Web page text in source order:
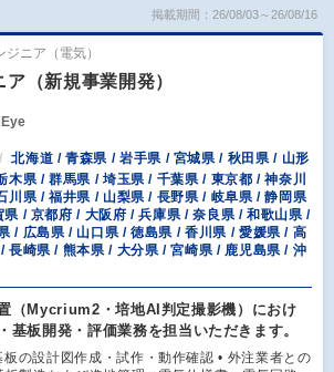
掲載期間：26/08/03～26/08/16
ニア（電気）
（新規事業開発）
北海道 / 青森県 / 岩手県 / 宮城県 / 秋田県 / 山形
木県 / 群馬県 / 埼玉県 / 千葉県 / 東京都 / 神奈川
川県 / 福井県 / 山梨県 / 長野県 / 岐阜県 / 静岡県
/ 京都府 / 大阪府 / 兵庫県 / 奈良県 / 和歌山県 /
/ 広島県 / 山口県 / 徳島県 / 香川県 / 愛媛県 / 高
長崎県 / 熊本県 / 大分県 / 宮崎県 / 鹿児島県 / 沖
（Mycrium2・培地AI判定撮影機）におけ
基板開発・評価業務を担当いただきます。
板の設計図作成・試作・動作確認 • 外注業者との